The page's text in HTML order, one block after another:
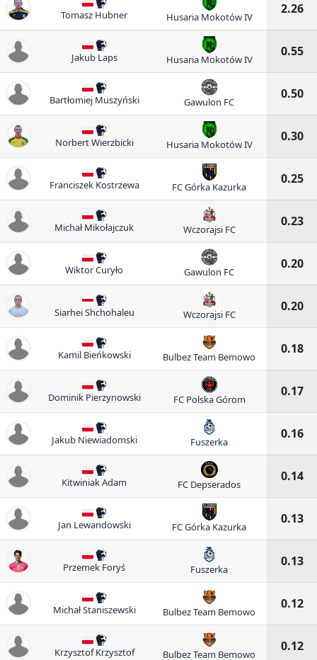
Tomasz Hubner Husaria Mokotów IV
2.26
Jakub Laps Husaria Mokotów IV
0.55
Bartłomiej Muszyński Gawulon FC
0.50
Norbert Wierzbicki Husaria Mokotów IV
0.30
Franciszek Kostrzewa FC Górka Kazurka
0.25
Michał Mikołajczuk Wczorajsi FC
0.23
Wiktor Curyło Gawulon FC
0.20
Siarhei Shchohaleu Wczorajsi FC
0.20
Kamil Bieńkowski Bulbez Team Bemowo
0.18
Dominik Pierzynowski FC Polska Górom
0.17
Jakub Niewiadomski Fuszerka
0.16
Kitwiniak Adam FC Depserados
0.14
Jan Lewandowski FC Górka Kazurka
0.13
Przemek Foryś Fuszerka
0.13
Michał Staniszewski Bulbez Team Bemowo
0.12
Krzysztof Krzysztof Bulbez Team Bemowo
0.12